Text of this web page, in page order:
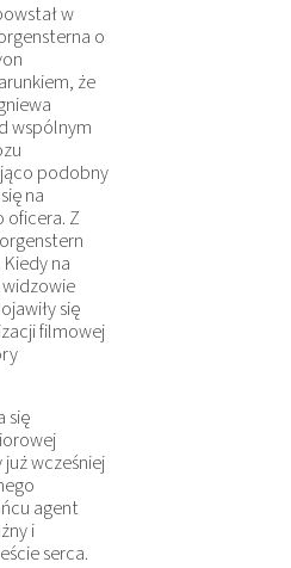
w
o
że
wspólnym
podobny
na
oficera. Z
na
się
filmowej
się
wcześniej
agent
i
serca.